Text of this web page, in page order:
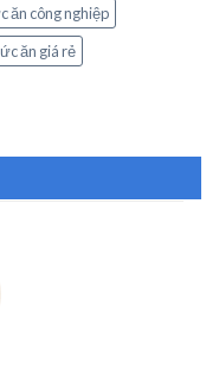
ăn công nghiệp
ăn giá rẻ